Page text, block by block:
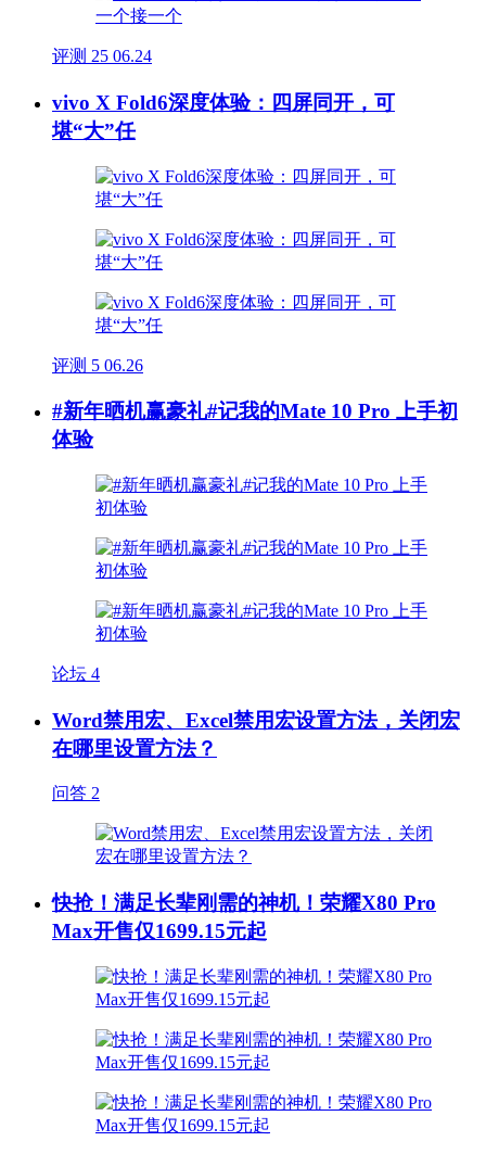
评测 25 06.24
vivo X Fold6深度体验：四屏同开，可
堪“大”任
评测 5 06.26
#新年晒机赢豪礼#记我的Mate 10 Pro 上手初
体验
论坛 4
Word禁用宏、Excel禁用宏设置方法，关闭宏
在哪里设置方法？
问答 2
快抢！满足长辈刚需的神机！荣耀X80 Pro
Max开售仅1699.15元起